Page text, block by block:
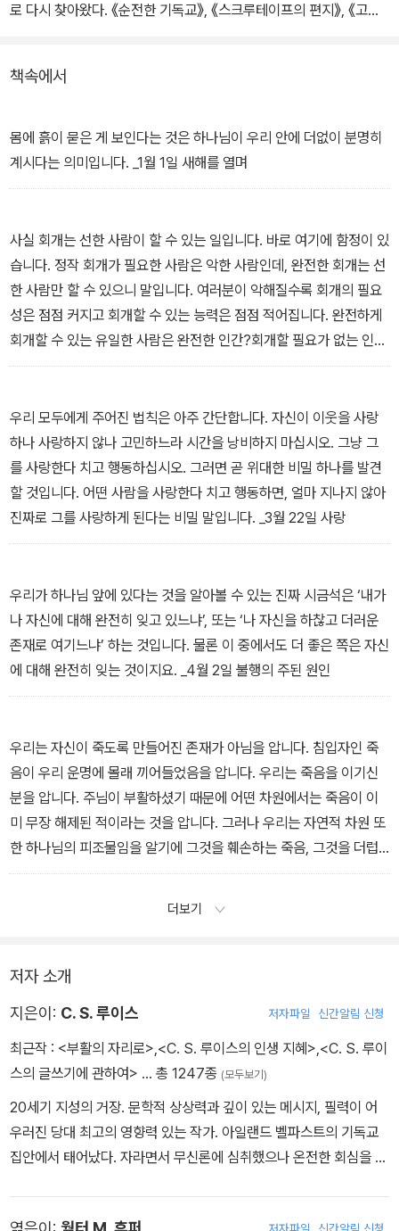
로 다시 찾아왔다. 《순전한 기독교》, 《스크루테이프의 편지》, 《고통
다. C. S. 루이스는 우리를 고요한 사색의 공간으로 불러내어 매일 이
책속에서
몸에 흙이 묻은 게 보인다는 것은 하나님이 우리 안에 더없이 분명히
계시다는 의미입니다. _1월 1일 새해를 열며
사실 회개는 선한 사람이 할 수 있는 일입니다. 바로 여기에 함정이 있
습니다. 정작 회개가 필요한 사람은 악한 사람인데, 완전한 회개는 선
한 사람만 할 수 있으니 말입니다. 여러분이 악해질수록 회개의 필요
성은 점점 커지고 회개할 수 있는 능력은 점점 적어집니다. 완전하게
회개할 수 있는 유일한 사람은 완전한 인간?회개할 필요가 없는 인
간?뿐입니다. _2월 20일 회개란 무엇인가
우리 모두에게 주어진 법칙은 아주 간단합니다. 자신이 이웃을 사랑
하나 사랑하지 않나 고민하느라 시간을 낭비하지 마십시오. 그냥 그
를 사랑한다 치고 행동하십시오. 그러면 곧 위대한 비밀 하나를 발견
할 것입니다. 어떤 사람을 사랑한다 치고 행동하면, 얼마 지나지 않아
진짜로 그를 사랑하게 된다는 비밀 말입니다. _3월 22일 사랑
우리가 하나님 앞에 있다는 것을 알아볼 수 있는 진짜 시금석은 ‘내가
나 자신에 대해 완전히 잊고 있느냐’, 또는 ‘나 자신을 하찮고 더러운
존재로 여기느냐’ 하는 것입니다. 물론 이 중에서도 더 좋은 쪽은 자신
에 대해 완전히 잊는 것이지요. _4월 2일 불행의 주된 원인
우리는 자신이 죽도록 만들어진 존재가 아님을 압니다. 침입자인 죽
음이 우리 운명에 몰래 끼어들었음을 압니다. 우리는 죽음을 이기신
분을 압니다. 주님이 부활하셨기 때문에 어떤 차원에서는 죽음이 이
미 무장 해제된 적이라는 것을 압니다. 그러나 우리는 자연적 차원 또
한 하나님의 피조물임을 알기에 그것을 훼손하는 죽음, 그것을 더럽
히는 다른 모든 오점과 고통, 가난, 야만성, 무지와 싸우는 일을 멈출
더보기
저자 소개
지은이: C. S. 루이스 저자파일 신간알림 신청
최근작 : <부활의 자리로> <C. S. 루이스의 인생 지혜> <C. S. 루이
스의 글쓰기에 관하여> … 총 1247종 (모두보기)
20세기 지성의 거장. 문학적 상상력과 깊이 있는 메시지, 필력이 어
우러진 당대 최고의 영향력 있는 작가. 아일랜드 벨파스트의 기독교
집안에서 태어났다. 자라면서 무신론에 심취했으나 온전한 회심을 경